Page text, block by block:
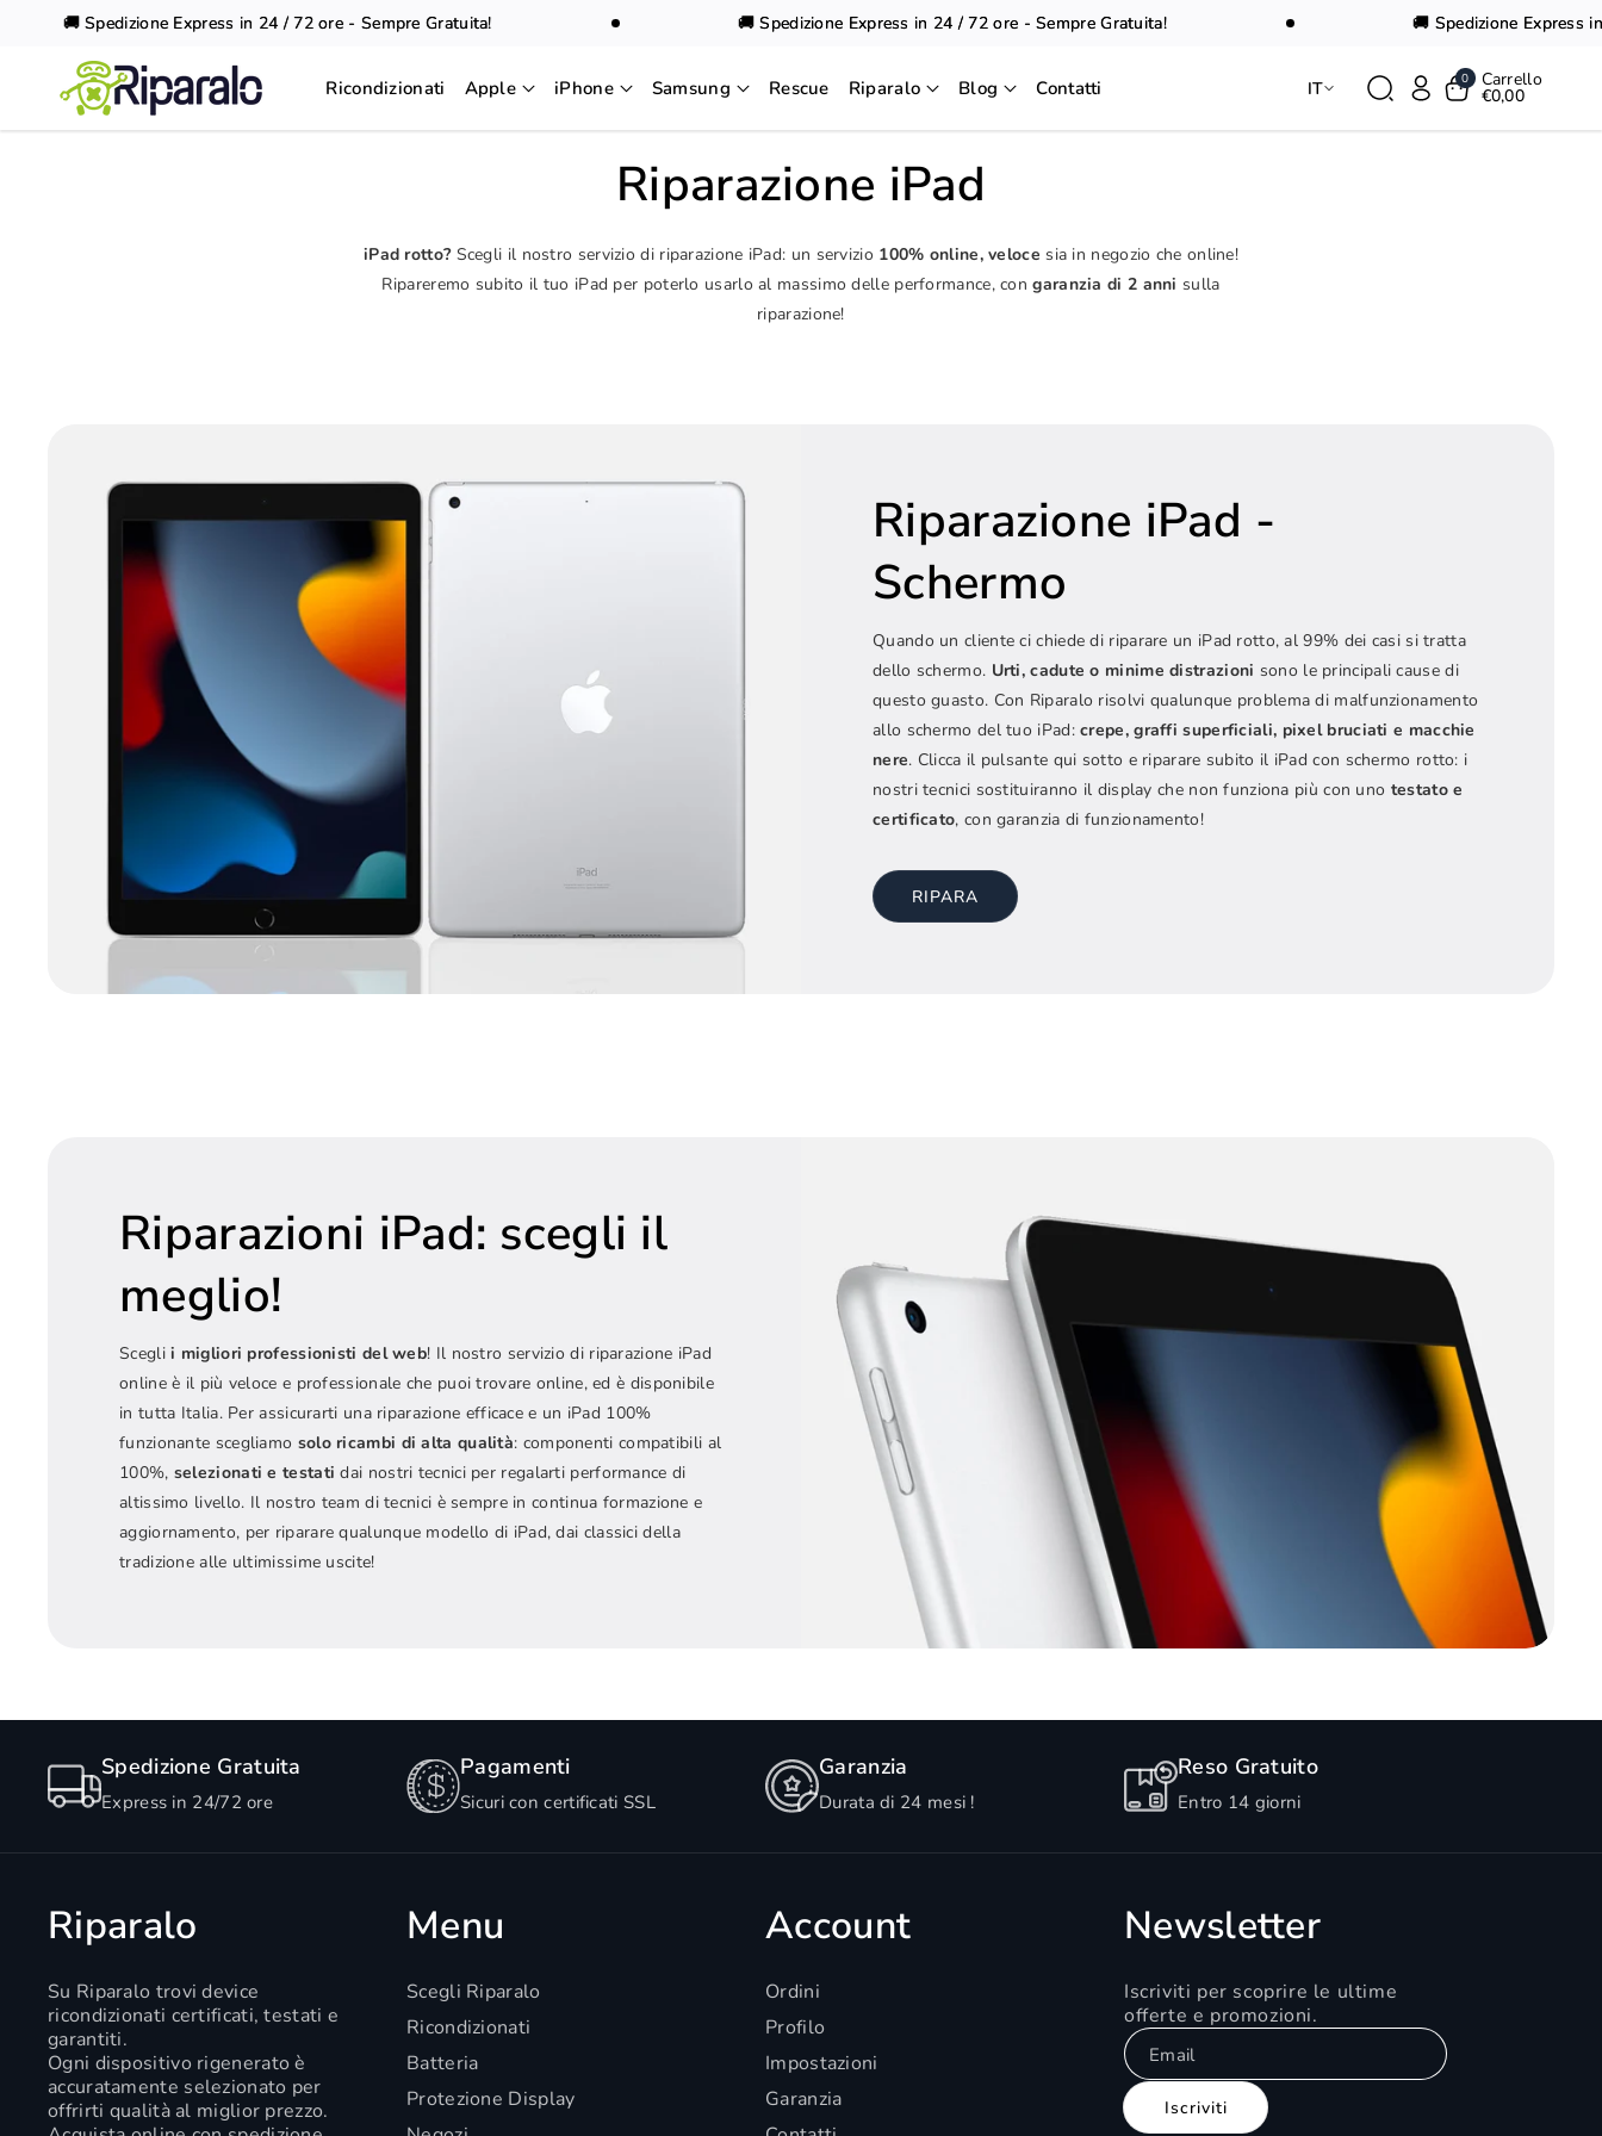
Vai al
contenuto
🚚 Spedizione Express in 24 / 72 ore - Sempre Gratuita! 🚚 Spedizione Express in 24 / 72 ore - Sempre Gratuita! 🚚 Spedizione Express
Ricondizionati Apple iPhone Samsung Rescue Riparalo Blog Contatti IT 0 Carrello
€0,00
Riparazione iPad
iPad rotto?Scegli il nostro servizio di riparazione iPad: un servizio 100% online, veloce sia in negozio che online!
Ripareremo subito il tuo iPad per poterlo usarlo al massimo delle performance, congaranzia di 2 anni sulla
riparazione!
Riparazione iPad -
Schermo
Quando un cliente ci chiede di riparare un iPad rotto, al 99% dei casi si tratta
dello schermo. Urti, cadute o minime distrazioni sono le principali cause di
questo guasto. Con Riparalo risolvi qualunque problema di malfunzionamento
allo schermo del tuo iPad:crepe, graffi superficiali, pixel bruciati e macchie
nere. Clicca il pulsante qui sotto e riparare subito il iPad con schermo rotto: i
nostri tecnici sostituiranno il display che non funziona più con uno testato e
certificato, con garanzia di funzionamento!
RIPARA
Riparazioni iPad: scegli il
meglio!
Sceglii migliori professionisti del web! Il nostro servizio di riparazione iPad
online è il più veloce e professionale che puoi trovare online, ed è disponibile
in tutta Italia. Per assicurarti una riparazione efficace e un iPad 100%
funzionante scegliamo solo ricambi di alta qualità: componenti compatibili al
100%, selezionati e testati dai nostri tecnici per regalarti performance di
altissimo livello. Il nostro team di tecnici è sempre in continua formazione e
aggiornamento, per riparare qualunque modello di iPad, dai classici della
tradizione alle ultimissime uscite!
Spedizione Gratuita
Express in 24/72 ore
Pagamenti
Sicuri con certificati SSL
Garanzia
Durata di 24 mesi !
Reso Gratuito
Entro 14 giorni
Riparalo
Su Riparalo trovi device
ricondizionati certificati, testati e
garantiti.
Ogni dispositivo rigenerato è
accuratamente selezionato per
offrirti qualità al miglior prezzo.
Menu
Scegli Riparalo
Ricondizionati
Batteria
Protezione Display
Account
Ordini
Profilo
Impostazioni
Garanzia
Newsletter
Iscriviti per scoprire le ultime
offerte e promozioni.
Email
Iscriviti